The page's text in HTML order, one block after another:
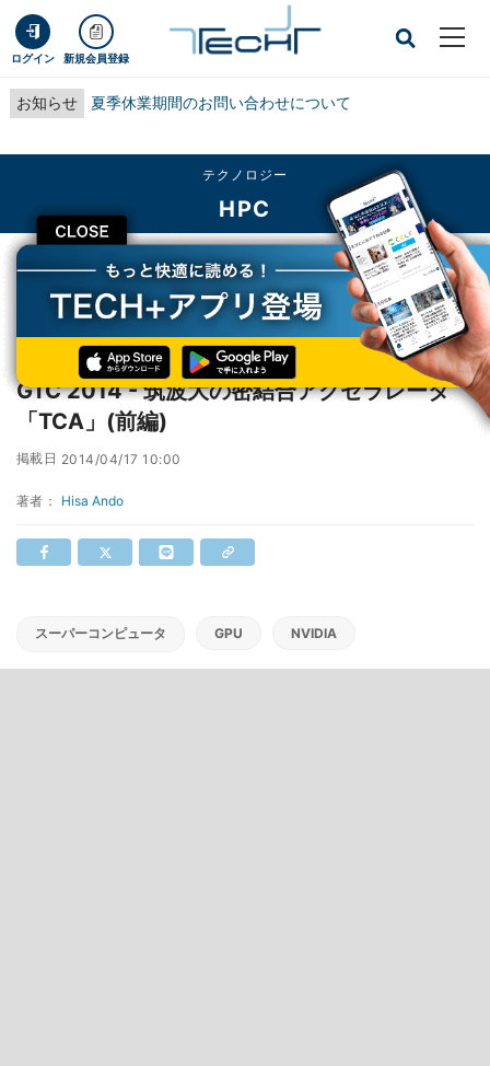
ログイン 新規会員登録
お知らせ 夏季休業期間のお問い合わせについて
CLOSE
テクノロジー
HPC
TECH+ テクノロジー
HPC
GTC 2014 - 筑波大の密結合アクセラレータ「TCA」(前編)
GTC 2014 - 筑波大の密結合アクセラレータ
「TCA」(前編)
掲載日 2014/04/17 10:00
著者： Hisa Ando
スーパーコンピュータ GPU NVIDIA